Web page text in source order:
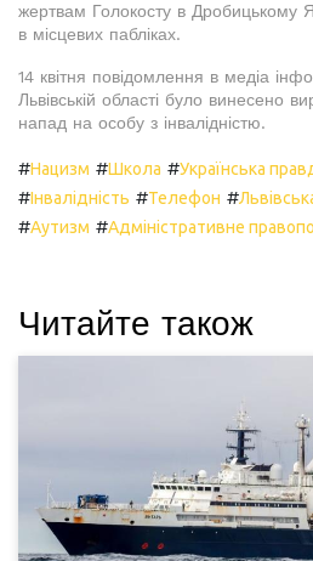
жертвам Голокосту в Дробицькому
в місцевих пабліках.
14 квітня повідомлення в медіа
Львівській області було винесено
напад на особу з інвалідністю.
#Нацизм #Школа #Українська
#Інвалідність #Телефон #
#Аутизм #Адміністративне
Читайте також